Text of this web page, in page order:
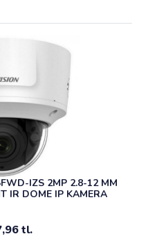
IZS 2MP 2.8-12 MM
IR DOME IP KAMERA
tl.